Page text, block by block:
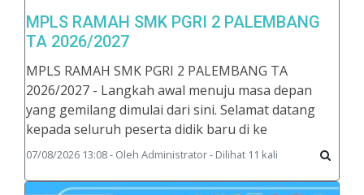
MPLS RAMAH SMK PGRI 2 PALEMBANG
TA 2026/2027
MPLS RAMAH SMK PGRI 2 PALEMBANG TA
2026/2027 - Langkah awal menuju masa depan
yang gemilang dimulai dari sini. Selamat datang
kepada seluruh peserta didik baru di ke
07/08/2026 13:08 - Oleh Administrator - Dilihat 11 kali